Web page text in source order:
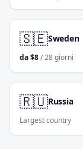
🇸🇪Sweden
da$8/ 28 giorni
🇷🇺Russia
Largest country